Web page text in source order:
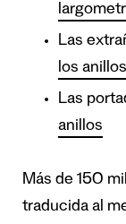
Las
los anillos
Las
anillos
Más de 150
traducida al